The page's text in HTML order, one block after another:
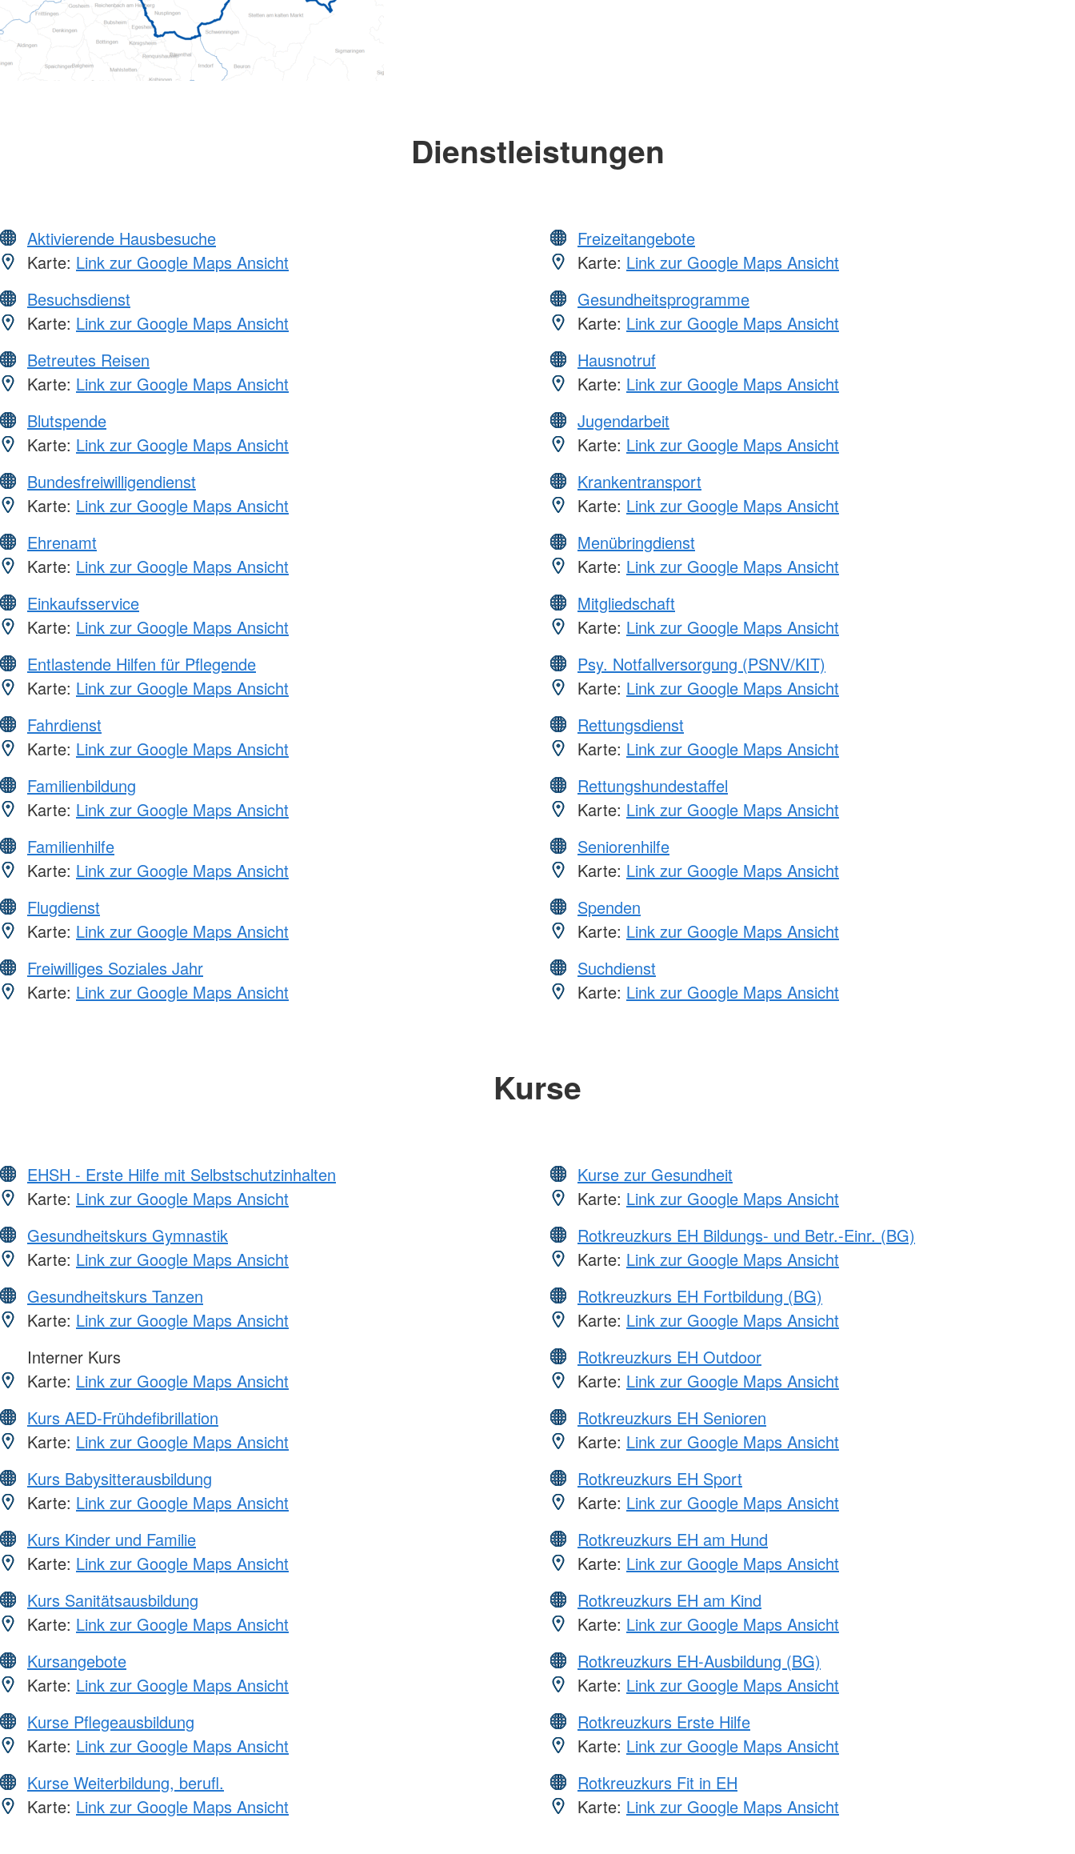
Dienstleistungen
Aktivierende Hausbesuche
Karte: Link zur Google Maps Ansicht
Besuchsdienst
Karte: Link zur Google Maps Ansicht
Betreutes Reisen
Karte: Link zur Google Maps Ansicht
Blutspende
Karte: Link zur Google Maps Ansicht
Bundesfreiwilligendienst
Karte: Link zur Google Maps Ansicht
Ehrenamt
Karte: Link zur Google Maps Ansicht
Einkaufsservice
Karte: Link zur Google Maps Ansicht
Entlastende Hilfen für Pflegende
Karte: Link zur Google Maps Ansicht
Fahrdienst
Karte: Link zur Google Maps Ansicht
Familienbildung
Karte: Link zur Google Maps Ansicht
Familienhilfe
Karte: Link zur Google Maps Ansicht
Flugdienst
Karte: Link zur Google Maps Ansicht
Freiwilliges Soziales Jahr
Karte: Link zur Google Maps Ansicht
Freizeitangebote
Karte: Link zur Google Maps Ansicht
Gesundheitsprogramme
Karte: Link zur Google Maps Ansicht
Hausnotruf
Karte: Link zur Google Maps Ansicht
Jugendarbeit
Karte: Link zur Google Maps Ansicht
Krankentransport
Karte: Link zur Google Maps Ansicht
Menübringdienst
Karte: Link zur Google Maps Ansicht
Mitgliedschaft
Karte: Link zur Google Maps Ansicht
Psy. Notfallversorgung (PSNV/KIT)
Karte: Link zur Google Maps Ansicht
Rettungsdienst
Karte: Link zur Google Maps Ansicht
Rettungshundestaffel
Karte: Link zur Google Maps Ansicht
Seniorenhilfe
Karte: Link zur Google Maps Ansicht
Spenden
Karte: Link zur Google Maps Ansicht
Suchdienst
Karte: Link zur Google Maps Ansicht
Kurse
EHSH - Erste Hilfe mit Selbstschutzinhalten
Karte: Link zur Google Maps Ansicht
Gesundheitskurs Gymnastik
Karte: Link zur Google Maps Ansicht
Gesundheitskurs Tanzen
Karte: Link zur Google Maps Ansicht
Interner Kurs
Karte: Link zur Google Maps Ansicht
Kurs AED-Frühdefibrillation
Karte: Link zur Google Maps Ansicht
Kurs Babysitterausbildung
Karte: Link zur Google Maps Ansicht
Kurs Kinder und Familie
Karte: Link zur Google Maps Ansicht
Kurs Sanitätsausbildung
Karte: Link zur Google Maps Ansicht
Kursangebote
Karte: Link zur Google Maps Ansicht
Kurse Pflegeausbildung
Karte: Link zur Google Maps Ansicht
Kurse Weiterbildung, berufl.
Karte: Link zur Google Maps Ansicht
Kurse zur Gesundheit
Karte: Link zur Google Maps Ansicht
Rotkreuzkurs EH Bildungs- und Betr.-Einr. (BG)
Karte: Link zur Google Maps Ansicht
Rotkreuzkurs EH Fortbildung (BG)
Karte: Link zur Google Maps Ansicht
Rotkreuzkurs EH Outdoor
Karte: Link zur Google Maps Ansicht
Rotkreuzkurs EH Senioren
Karte: Link zur Google Maps Ansicht
Rotkreuzkurs EH Sport
Karte: Link zur Google Maps Ansicht
Rotkreuzkurs EH am Hund
Karte: Link zur Google Maps Ansicht
Rotkreuzkurs EH am Kind
Karte: Link zur Google Maps Ansicht
Rotkreuzkurs EH-Ausbildung (BG)
Karte: Link zur Google Maps Ansicht
Rotkreuzkurs Erste Hilfe
Karte: Link zur Google Maps Ansicht
Rotkreuzkurs Fit in EH
Karte: Link zur Google Maps Ansicht